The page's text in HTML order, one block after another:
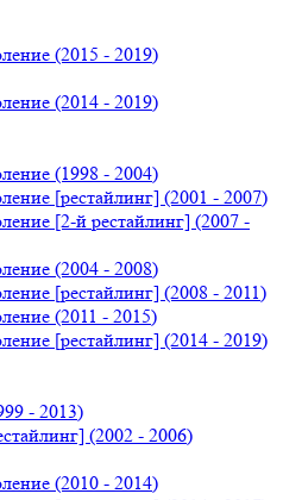
(2015 - 2019)
(2014 - 2019)
(1998 - 2004)
[рестайлинг] (2001 - 2007)
[2-й рестайлинг] (2007 -
(2004 - 2008)
[рестайлинг] (2008 - 2011)
(2011 - 2015)
[рестайлинг] (2014 - 2019)
- 2013)
(2002 - 2006)
(2010 - 2014)